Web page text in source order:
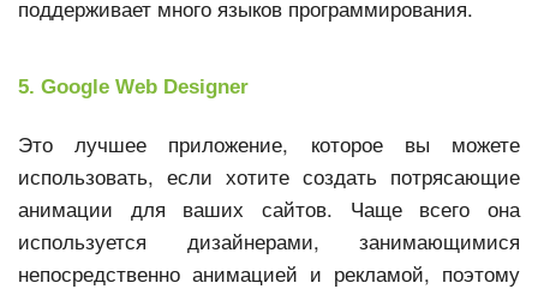
поддерживает много языков программирования.
5. Google Web Designer
Это лучшее приложение, которое вы можете
использовать, если хотите создать потрясающие
анимации для ваших сайтов. Чаще всего она
используется дизайнерами, занимающимися
непосредственно анимацией и рекламой, поэтому